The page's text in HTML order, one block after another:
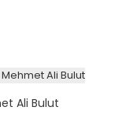
Ali Bulut